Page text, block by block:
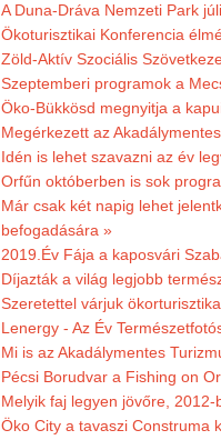
A Duna-Dráva Nemzeti Park
Ökoturisztikai Konferencia
Zöld-Aktív Szociális
Szeptemberi programok a
Öko-Bükkösd megnyitja a
Megérkezett az
Idén is lehet szavazni az év
Orfűn októberben is sok
Már csak két napig lehet
befogadására »
2019.Év Fája a kaposvári
Díjazták a világ legjobb
Szeretettel várjuk
Lenergy - Az Év
Mi is az Akadálymentes
Pécsi Borudvar a Fishing on
Melyik faj legyen jövőre,
Öko City a tavaszi Construma